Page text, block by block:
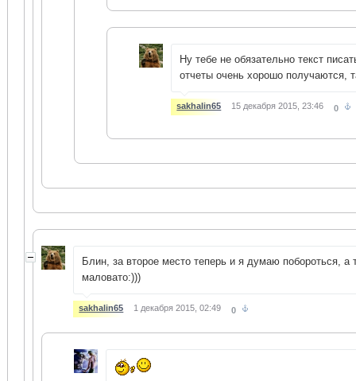
Ну тебе не обязательно текст
отчеты очень хорошо получаются,
sakhalin65 15 декабря 2015, 23:46 0
Блин, за второе место теперь и я думаю побороться, а
маловато:)))
sakhalin65 1 декабря 2015, 02:49 0